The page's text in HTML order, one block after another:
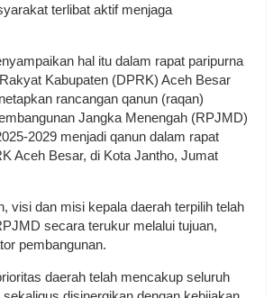
terlibat aktif menjaga
hal itu dalam rapat paripurna
Kabupaten (DPRK) Aceh Besar
rancangan qanun (raqan)
Jangka Menengah (RPJMD)
2029 menjadi qanun dalam rapat
Aceh Besar, di Kota Jantho, Jumat
visi dan misi kepala daerah terpilih telah
secara terukur melalui tujuan,
pembangunan.
daerah telah mencakup seluruh